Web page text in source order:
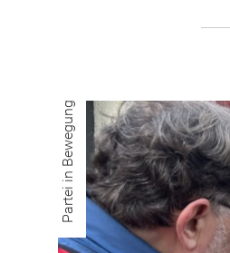
Partei in Bewegung